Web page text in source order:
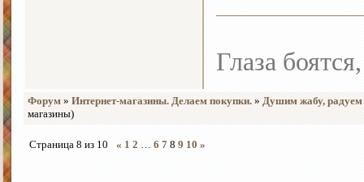
Глаза
Форум » Интернет-магазины. Делаем покупки. » Душим жабу, радуем
магазины)
Страница 8 из 10 « 1 2 … 6 7 8 9 10 »